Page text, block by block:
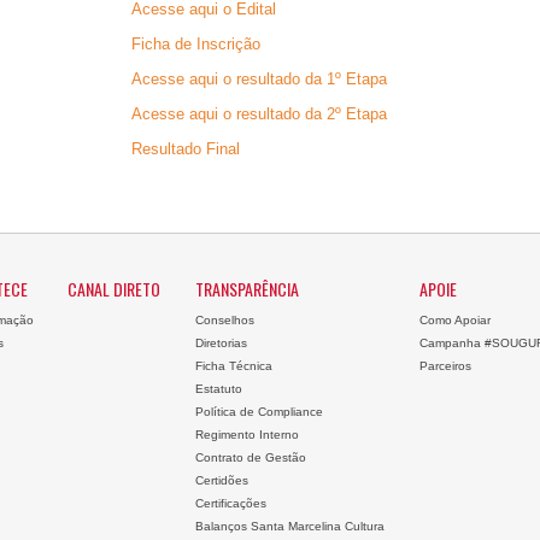
Acesse aqui o Edital
Ficha de Inscrição
Acesse aqui o resultado da 1º Etapa
Acesse aqui o resultado da 2º Etapa
Resultado Final
CANAL DIRETO TRANSPARÊNCIA
Conselhos
Diretorias
Ficha Técnica
Estatuto
Política de Compliance
Regimento Interno
Contrato de Gestão
Certidões
Certificações
Balanços Santa Marcelina Cultura
APOIE
Como Apoiar
Campanha
Parceiros